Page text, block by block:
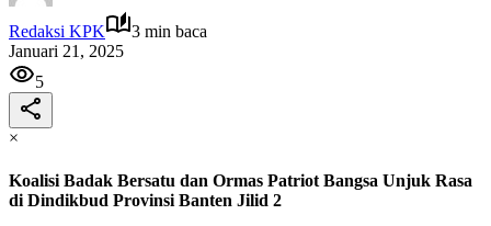
Redaksi KPK
3 min baca
Januari 21, 2025
5
×
Koalisi Badak Bersatu dan Ormas Patriot Bangsa Unjuk Rasa
di Dindikbud Provinsi Banten Jilid 2